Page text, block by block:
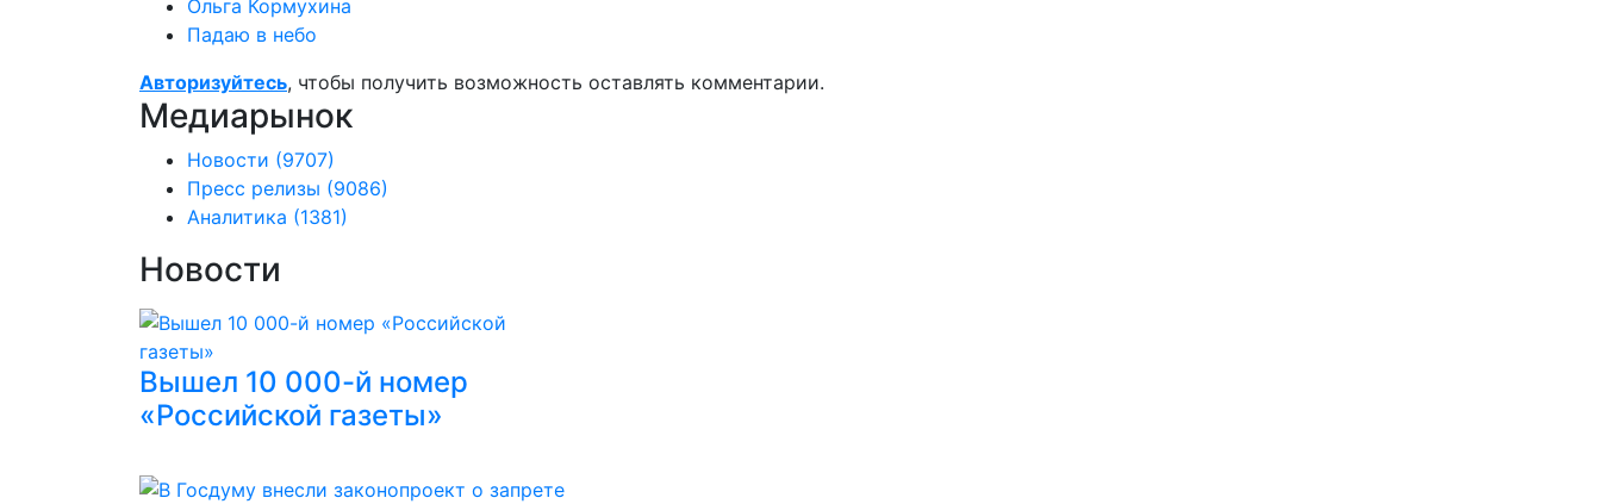
Ольга Кормухина
Падаю в небо
Авторизуйтесь, чтобы получить возможность оставлять комментарии.
Медиарынок
Новости (9707)
Пресс релизы (9086)
Аналитика (1381)
Новости
Вышел 10 000-й номер
«Российской газеты»